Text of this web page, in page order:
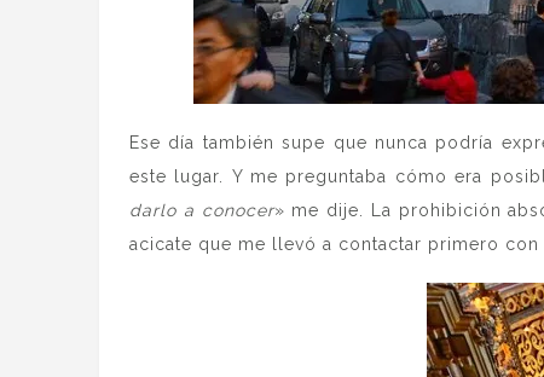
Ese día también supe que nunca podría
este lugar. Y me preguntaba cómo era
darlo a conocer» me dije. La prohibición
acicate que me llevó a contactar primero con